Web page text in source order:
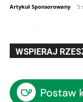
Artykuł Sponsorowany - 5
WSPIERAJ